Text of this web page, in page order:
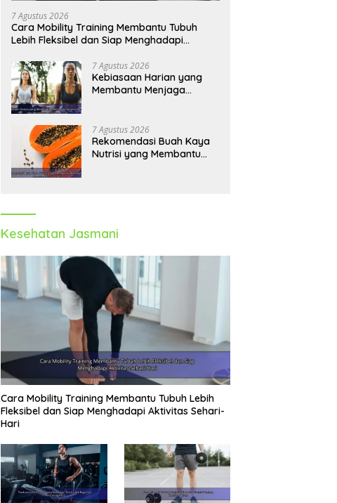
7 Agustus 2026
Cara Mobility Training Membantu Tubuh
Lebih Fleksibel dan Siap Menghadapi
7 Agustus 2026
Kebiasaan Harian yang
Membantu Menjaga
7 Agustus 2026
Rekomendasi Buah Kaya
Nutrisi yang Membantu
Kesehatan Jasmani
Cara Mobility Training Membantu Tubuh Lebih
Fleksibel dan Siap Menghadapi Aktivitas Sehari-
Hari